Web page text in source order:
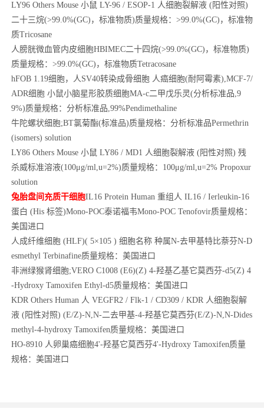
LY96 Others Mouse 小鼠 LY-96 / ESOP-1 人细胞裂解液 (阳性对照)
二十三烷(>99.0%(GC)，标准物质)质量规格：>99.0%(GC)，标准物
质Tricosane
人膀胱微血管内皮细胞HBIMEC二十四烷(>99.0%(GC)，标准物质)
质量规格：>99.0%(GC)，标准物质Tetracosane
hFOB 1.19细胞，人SV40转染成骨细胞 人癌细胞(耐阿霉素),MCF-7/
ADR细胞 小鼠小脑星形胶质细胞MA-c二甲戊乐灵(分析标准品,9
9%)质量规格：分析标准品,99%Pendimethaline
牛陀螺状细胞;BT氯菊酯(标准品)质量规格：分析标准品Permethrin
(isomers) solution
LY86 Others Mouse 小鼠 LY86 / MD1 人细胞裂解液 (阳性对照) 残
杀威标准溶液(100μg/ml,u=2%)质量规格：100μg/ml,u=2% Propoxur
solution
兔胎盘间充质干细胞IL16 Protein Human 重组人 IL16 / Ierleukin-16
蛋白 (His 标签)Mono-POC泰诺福韦Mono-POC Tenofovir质量规格：
美国进口
人成纤维细胞 (HLF)( 5×105 ) 细胞名称 种属N-去甲基特比萘芬N-D
esmethyl Terbinafine质量规格：美国进口
非洲绿猴肾细胞;VERO C1008 (E6)(Z) 4-羟基乙基它莫西芬-d5(Z) 4
-Hydroxy Tamoxifen Ethyl-d5质量规格：美国进口
KDR Others Human 人 VEGFR2 / Flk-1 / CD309 / KDR 人细胞裂解
液 (阳性对照) (E/Z)-N,N-二去甲基-4-羟基它莫西芬(E/Z)-N,N-Dides
methyl-4-hydroxy Tamoxifen质量规格：美国进口
HO-8910 人卵巢癌细胞4'-羟基它莫西芬4'-Hydroxy Tamoxifen质量
规格：美国进口